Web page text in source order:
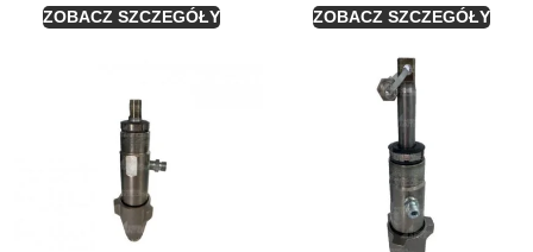
ZOBACZ SZCZEGÓŁY ZOBACZ SZCZEGÓŁY